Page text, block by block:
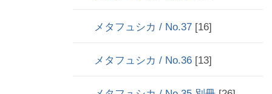
メタフュシカ / No.37 [16]
メタフュシカ / No.36 [13]